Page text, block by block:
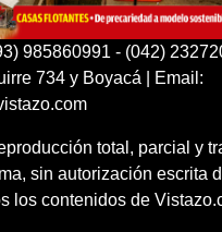
985860991 - (042)
734 y Boyacá | Email:
total, parcial y
sin autorización escrita
los contenidos de